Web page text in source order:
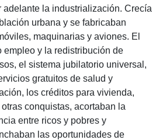
adelante la industrialización. Crecía
urbana y se fabricaban
maquinarias y aviones. El
empleo y la redistribución de
el sistema jubilatorio universal,
gratuitos de salud y
los créditos para vivienda,
conquistas, acortaban la
entre ricos y pobres y
las oportunidades de